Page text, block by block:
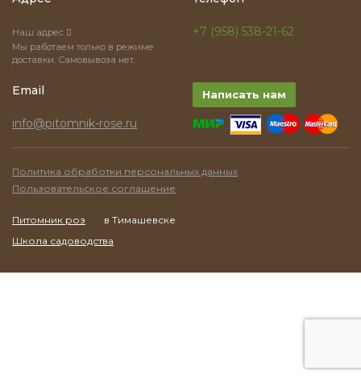
Наш адрес
Мы работаем только в режиме
доставки. Самовывоза нет.
+7 (958) 538-21-62
Email
info@pitomnik-rose.ru
Написать нам
Политика обработки персональных данных ·
Пользовательское соглашение
Питомник роз
в Тимашевске
Школа садоводства